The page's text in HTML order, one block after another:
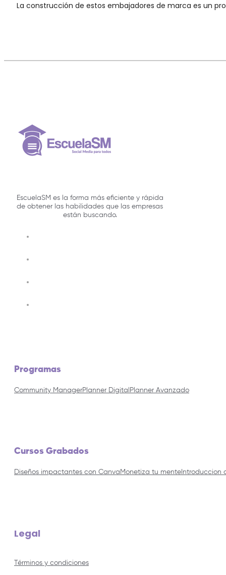
La construcción de estos embajadores de marca es un
EscuelaSM es la forma más eficiente y rápida
de obtener las habilidades que las empresas
están buscando.
Programas
Community ManagerPlanner Digital Planner Avanzado
Cursos Grabados
Diseños impactantes con Canva Monetiza tu mente Introduccion
Legal
Términos y condiciones